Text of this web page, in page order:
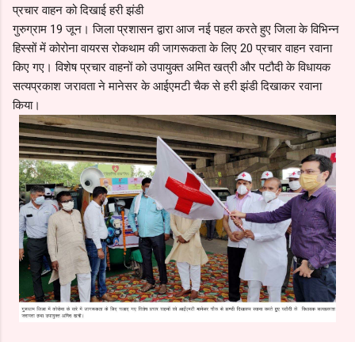
प्रचार वाहन को दिखाई हरी झंडी
गुरुग्राम 19 जून। जिला प्रशासन द्वारा आज नई पहल करते हुए जिला के विभिन्न
हिस्सों में कोरोना वायरस रोकथाम की जागरूकता के लिए 20 प्रचार वाहन रवाना
किए गए। विशेष प्रचार वाहनों को उपायुक्त अमित खत्री और पटौदी के विधायक
सत्यप्रकाश जरावता ने मानेसर के आईएमटी चैक से हरी झंडी दिखाकर रवाना
किया।